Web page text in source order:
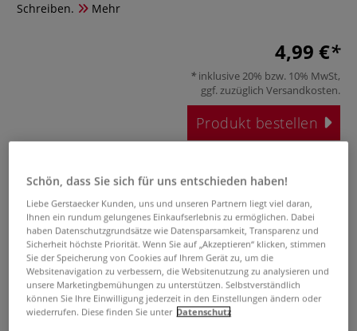
Schreiben.
Mehr
4,99 €
inklusive 20% bzw. 10% MwSt,
ggf. zuzüglich Versandkosten.
Produkt bestellen
Schön, dass Sie sich für uns entschieden haben!
Liebe Gerstaecker Kunden, uns und unseren Partnern liegt viel daran,
Ihnen ein rundum gelungenes Einkaufserlebnis zu ermöglichen. Dabei
haben Datenschutzgrundsätze wie Datensparsamkeit, Transparenz und
Sicherheit höchste Priorität. Wenn Sie auf „Akzeptieren“ klicken, stimmen
Sie der Speicherung von Cookies auf Ihrem Gerät zu, um die
Websitenavigation zu verbessern, die Websitenutzung zu analysieren und
unsere Marketingbemühungen zu unterstützen. Selbstverständlich
können Sie Ihre Einwilligung jederzeit in den Einstellungen ändern oder
wiederrufen. Diese finden Sie unter Datenschutz